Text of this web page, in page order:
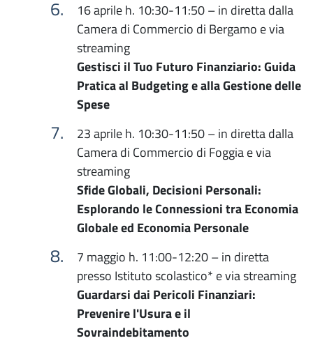
16 aprile h. 10:30-11:50 – in diretta dalla
Camera di Commercio di Bergamo e via
streaming
Gestisci il Tuo Futuro Finanziario: Guida
Pratica al Budgeting e alla Gestione delle
Spese
23 aprile h. 10:30-11:50 – in diretta dalla
Camera di Commercio di Foggia e via
streaming
Sfide Globali, Decisioni Personali:
Esplorando le Connessioni tra Economia
Globale ed Economia Personale
7 maggio h. 11:00-12:20 – in diretta
presso Istituto scolastico* e via streaming
Guardarsi dai Pericoli Finanziari:
Prevenire l'Usura e il
Sovraindebitamento